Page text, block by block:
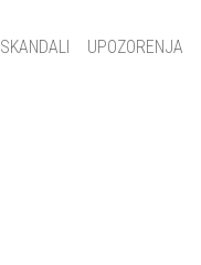
SKANDALI UPOZORENJA